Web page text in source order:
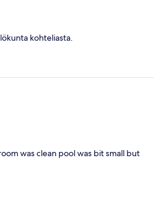
kohteliasta.
was clean pool was bit small but